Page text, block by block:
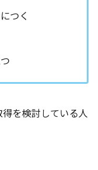
つく
を検討している人